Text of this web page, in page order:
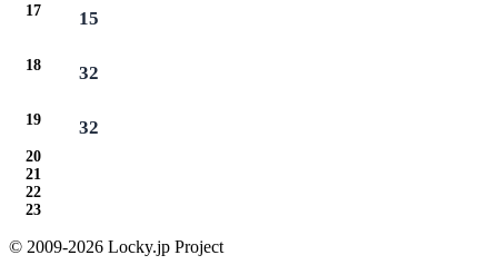
17 15
18 32
19 32
20
21
22
23
© 2009-2026 Locky.jp Project